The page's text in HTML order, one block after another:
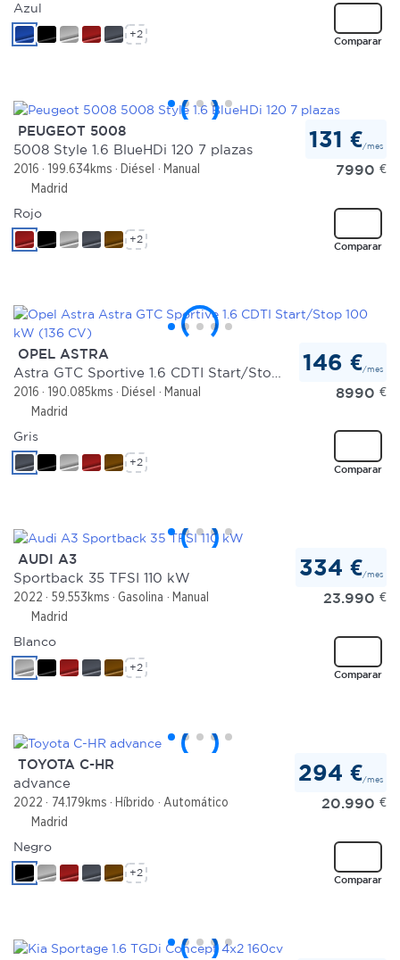
Comparar
Azul
+2
PEUGEOT 5008
5008 Style 1.6 BlueHDi 120 7 plazas
2016 199.634kms Diésel
Manual
Madrid
131 €/mes
7990 €
Comparar
Rojo
+2
OPEL ASTRA
Astra GTC Sportive 1.6 CDTI Start/Stop 100 kW (136 CV)
2016 190.085kms Diésel
Manual
Madrid
146 €/mes
8990 €
Comparar
Gris
+2
AUDI A3
Sportback 35 TFSI 110 kW
2022 59.553kms Gasolina
Manual
Madrid
334 €/mes
23.990 €
Comparar
Blanco
+2
TOYOTA C-HR
advance
2022 74.179kms Híbrido
Automático
Madrid
294 €/mes
20.990 €
Comparar
Negro
+2